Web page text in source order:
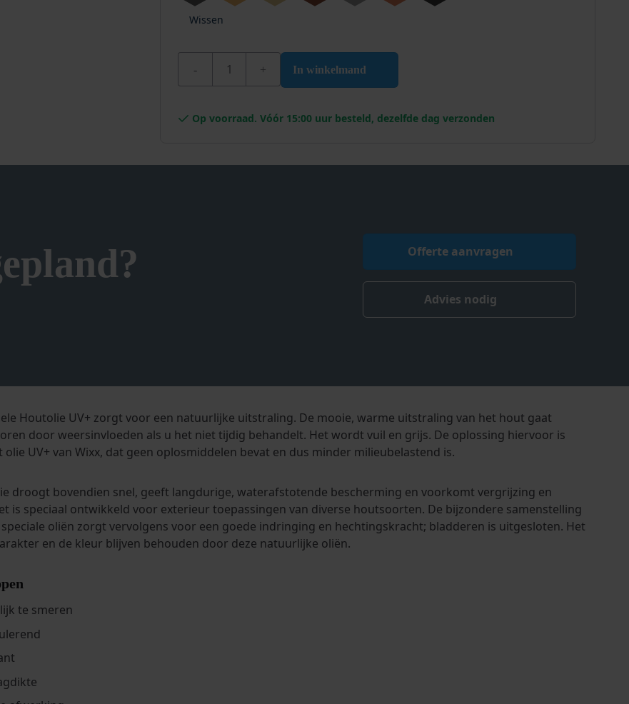
Wissen
Wixx Universele Houtolie UV+ aantal
In winkelmand
Op voorraad. Vóór 15:00 uur besteld, dezelfde dag verzonden
Offerte aanvragen
Advies nodig
Houtolie UV+ zorgt voor een natuurlijke uitstraling. De mooie, warme uitstraling van het hout gaat
door weersinvloeden als u het niet tijdig behandelt. Het wordt vuil en grijs. De oplossing hiervoor is
UV+ van Wixx, dat geen oplosmiddelen bevat en dus minder milieubelastend is.
droogt bovendien snel, geeft langdurige, waterafstotende bescherming en voorkomt vergrijzing en
is speciaal ontwikkeld voor exterieur toepassingen van diverse houtsoorten. De bijzondere samenstelling
speciale oliën zorgt vervolgens voor een goede indringing en hechtingskracht; bladderen is uitgesloten. Het
en de kleur blijven behouden door deze natuurlijke oliën.
te smeren